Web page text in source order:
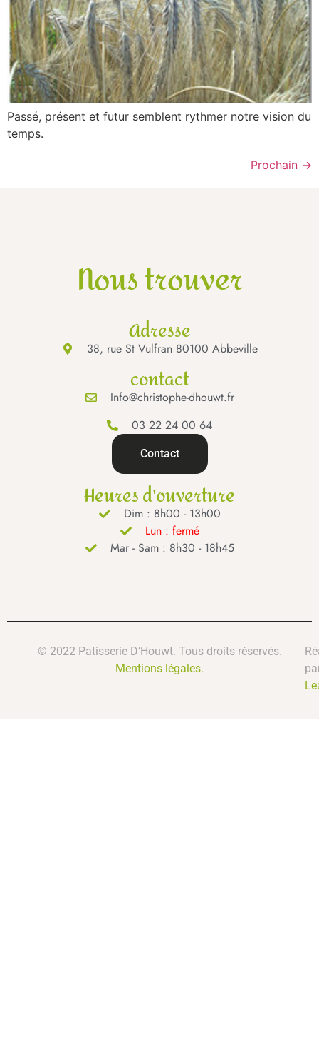
Passé, présent et futur semblent rythmer notre vision du
temps.
Prochain →
Nous trouver
Adresse
38, rue St Vulfran 80100 Abbeville
contact
Info@christophe-dhouwt.fr
03 22 24 00 64
Contact
Heures d'ouverture
Dim : 8h00 - 13h00
Lun : fermé
Mar - Sam : 8h30 - 18h45
© 2022 Patisserie D’Houwt. Tous droits réservés.
Mentions légales.